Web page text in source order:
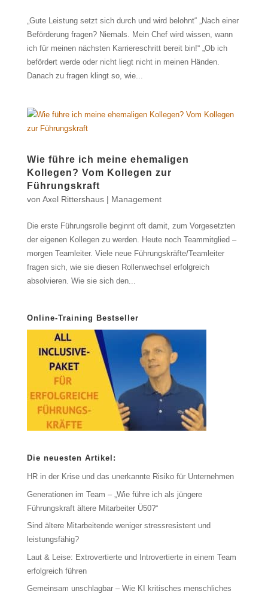
„Gute Leistung setzt sich durch und wird belohnt“ „Nach einer
Beförderung fragen? Niemals. Mein Chef wird wissen, wann
ich für meinen nächsten Karriereschritt bereit bin!“ „Ob ich
befördert werde oder nicht liegt nicht in meinen Händen.
Danach zu fragen klingt so, wie...
Wie führe ich meine ehemaligen
Kollegen? Vom Kollegen zur
Führungskraft
von Axel Rittershaus| Management
Die erste Führungsrolle beginnt oft damit, zum Vorgesetzten
der eigenen Kollegen zu werden. Heute noch Teammitglied –
morgen Teamleiter. Viele neue Führungskräfte/Teamleiter
fragen sich, wie sie diesen Rollenwechsel erfolgreich
absolvieren. Wie sie sich den...
Online-Training Bestseller
Die neuesten Artikel:
HR in der Krise und das unerkannte Risiko für Unternehmen
Generationen im Team – „Wie führe ich als jüngere
Führungskraft ältere Mitarbeiter Ü50?“
Sind ältere Mitarbeitende weniger stressresistent und
leistungsfähig?
Laut & Leise: Extrovertierte und Introvertierte in einem Team
erfolgreich führen
Gemeinsam unschlagbar – Wie KI kritisches menschliches